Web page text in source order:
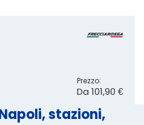
Prezzo:
Da 101,90 €
stazioni,